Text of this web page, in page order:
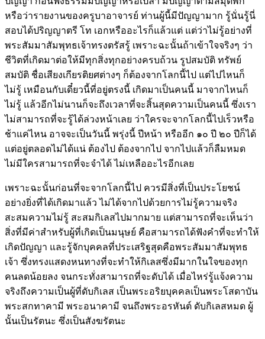
หรือว่ารายงานของครูบาอาจารย์ ท่านผู้นี้มีปัญญามาก รู้นั่นรู้นี่
สอบได้ปริญญาตรี โท เอกหรืออะไรก็แล้วแต่ แต่ว่าไม่รู้อย่างที่
พระสัมมาสัมพุทธเจ้าทรงตรัสรู้ เพราะฉะนั้นถ้าเข้าใจจริงๆ ว่า
ชีวิตที่เกิดมาต่อให้มีทุกสิ่งทุกอย่างครบถ้วน รูปสมบัติ ทรัพย์
สมบัติ ชื่อเสียงเกียรติยศต่างๆ ก็ต้องจากโลกนี้ไป แต่ไปไหนก็
ไม่รู้ เหมือนกับเดี๋ยวนี้ที่อยู่ตรงนี้ เกิดมาเป็นคนนี้ มาจากไหนก็
ไม่รู้ แล้วอีกไม่นานก็จะถึงเวลาที่จะสิ้นสุดความเป็นคนนี้ ซึ่งเรา
ไม่สามารถที่จะรู้ได้ล่วงหน้าเลย ว่าใครจะจากโลกนี้ไปเร็วหรือ
ช้าแค่ไหน อาจจะเป็นวันนี้ พรุ่งนี้ ปีหน้า หรืออีก ๑๐ ปี ๒๐ ปีก็ได้
แต่อยู่ตลอดไม่ได้แน่ ต้องไป ต้องจากไป จากไปแล้วก็ลืมหมด
ไม่มีใครสามารถที่จะจำได้ ไม่เหลืออะไรอีกเลย
เพราะฉะนั้นก่อนที่จะจากโลกนี้ไป ควรมีสิ่งที่เป็นประโยชน์
อย่างยิ่งที่ได้เกิดมาแล้ว ไม่ได้จากไปด้วยการไม่รู้ความจริง
สะสมความไม่รู้ สะสมกิเลสไปมากมาย เเต่สามารถที่จะเห็นว่า
สิ่งที่มีค่าสำหรับผู้ที่เกิดเป็นมนุษย์ คือสามารถได้ฟังคำที่จะทำให้
เกิดปัญญา และรู้จักบุคคลที่ประเสริฐสุดคือพระสัมมาสัมพุทธ
เจ้า ซึ่งทรงแสดงหนทางที่จะทำให้กิเลสซึ่งมีมากในใจของทุก
คนลดน้อยลง จนกระทั่งสามารถที่จะดับได้ เมื่อไหร่รู้แจ้งความ
จริงถึงความเป็นผู้ที่ดับกิเลส เป็นพระอริยบุคคลเป็นพระโสดาบัน
พระสกทาคามี พระอนาคามี จนถึงพระอรหันต์ ดับกิเลสหมด ผู้
นั้นเป็นรัตนะ ซึ่งเป็นสังฆรัตนะ